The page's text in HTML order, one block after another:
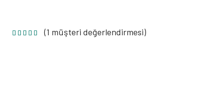
(1 müşteri değerlendirmesi)